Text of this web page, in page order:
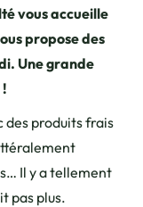
vous accueille
propose des
Une grande
des produits frais
Il y a tellement
pas plus.